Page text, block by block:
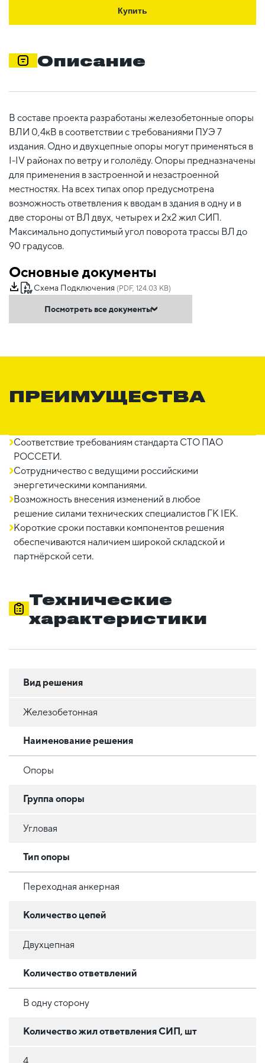
Купить
Описание
В составе проекта разработаны железобетонные опоры
ВЛИ 0,4кВ в соответствии с требованиями ПУЭ 7
издания. Одно и двухцепные опоры могут применяться в
I-IV районах по ветру и гололёду. Опоры предназначены
для применения в застроенной и незастроенной
местностях. На всех типах опор предусмотрена
возможность ответвления к вводам в здания в одну и в
две стороны от ВЛ двух, четырех и 2х2 жил СИП.
Максимально допустимый угол поворота трассы ВЛ до
90 градусов.
Основные документы
Схема Подключения (PDF, 124.03 KB)
Посмотреть все документы
ПРЕИМУЩЕСТВА
Соответствие требованиям стандарта СТО ПАО
РОССЕТИ.
Сотрудничество с ведущими российскими
энергетическими компаниями.
Возможность внесения изменений в любое
решение силами технических специалистов ГК IEK.
Короткие сроки поставки компонентов решения
обеспечиваются наличием широкой складской и
партнёрской сети.
Технические
характеристики
Вид решения
Железобетонная
Наименование решения
Опоры
Группа опоры
Угловая
Тип опоры
Переходная анкерная
Количество цепей
Двухцепная
Количество ответвлений
В одну сторону
Количество жил ответвления СИП, шт
4